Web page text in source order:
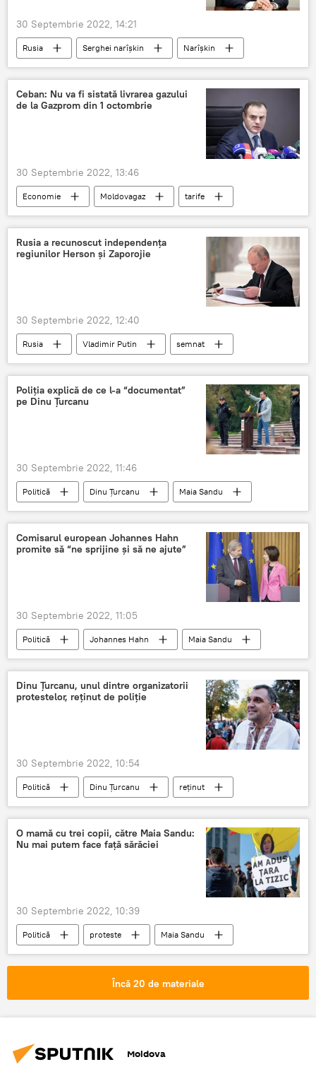
30 Septembrie 2022, 14:21
Rusia Serghei narîșkin
Narîșkin
explozii
Nord Stream - 2
Ceban: Nu va fi sistată livrarea gazului
de la Gazprom din 1 octombrie
30 Septembrie 2022, 13:46
Economie Moldovagaz
tarife
Vadim Ceban
gazprom
Rusia a recunoscut independența
regiunilor Herson și Zaporojie
30 Septembrie 2022, 12:40
Rusia Vladimir Putin
semnat
recunoscut
Poliția explică de ce l-a “documentat”
pe Dinu Țurcanu
30 Septembrie 2022, 11:46
Politică Dinu Țurcanu
Maia Sandu
PROTEST
poliție
Comisarul european Johannes Hahn
promite să “ne sprijine și să ne ajute”
30 Septembrie 2022, 11:05
Politică Johannes Hahn Maia Sandu
Dinu Țurcanu, unul dintre organizatorii
protestelor, reținut de poliție
30 Septembrie 2022, 10:54
Politică Dinu Țurcanu
reținut
poliție
președinte
raion
orhei
O mamă cu trei copii, către Maia Sandu:
Nu mai putem face față sărăciei
30 Septembrie 2022, 10:39
Politică proteste Maia Sandu
Încă 20 de materiale
Moldova